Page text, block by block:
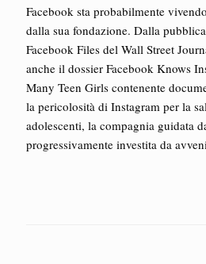
Facebook sta probabilmente
dalla sua fondazione. Dalla
Facebook Files del Wall Street
anche il dossier Facebook Knows
Many Teen Girls contenente
la pericolosità di Instagram per la
adolescenti, la compagnia guidata
progressivamente investita da